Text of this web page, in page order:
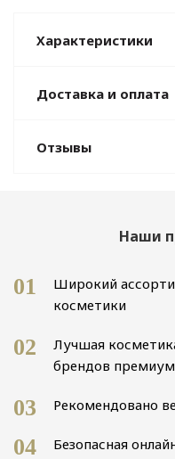
Характеристики
Доставка и оплата
Отзывы
Наши
01
Широкий
косметики
02
Лучшая
брендов
03 Рекомендовано
04
Безопасная